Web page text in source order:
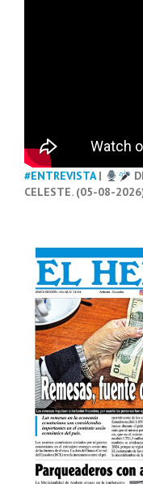
#ENTREVISTA|
CELESTE. (05-08-